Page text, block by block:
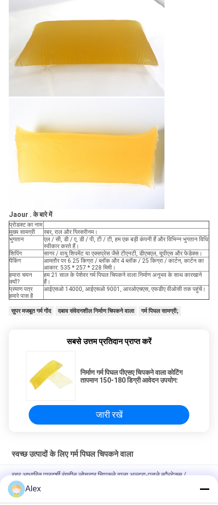
Jaour . के बारे में
प्रोडक्ट का नाम
मुख्य सामग्री
रबर, राल और ग्लिसरीनम।
भुगतान
एल / सी, डी / ए, डी / पी, टी / टी, हम एक बड़ी कंपनी हैं और विभिन्न भुगतान विधि
स्वीकार करते हैं।
शिपिंग
सागर / वायु शिपमेंट या एक्सप्रेस जैसे टीएनटी, डीएचएल, यूपीएस और फेडेक्स।
पैकिंग
आमतौर पर 6.25 किग्रा / ब्लॉक और 4 ब्लॉक / 25 किग्रा / कार्टन, कार्टन का
आकार: 535 * 257 * 228 मिमी।
हमारा चयन
क्यों?
हम 21 साल के पेशेवर गर्म पिघल चिपकने वाला निर्माण अनुभव के साथ कारखाने
हैं।
प्रमाण पत्र
हमारे पास है
आईएसओ 14000, आईएसओ 9001, आरओएचएस, एफडीए वीओसी तक पहुंचें।
सुपर मजबूत गर्म गोंद दबाव संवेदनशील निर्माण चिपकने वाला गर्म पिघल सामग्री;
सबसे उत्तम प्रतिदान प्राप्त करें
निर्माण गर्म पिघल पीएसए चिपकने वाला कोटिंग
तापमान 150-180 डिग्री आवेदन उपयोग:
जारी रखें
स्वच्छ उत्पादों के लिए गर्म पिघल चिपकने वाला
रबर आधारित पारदर्शी रंगहीन लोचदार चिपकने वाला अल्ट्रा-पतले स्पैन्डेक्स /
डिस्पोजेबल डायपर उत्पादों में लोचदार के लिए
तकिया प्रकार पैकिंग स्वच्छ डिस्पोजेबल गर्म पिघल गोंद पारदर्शी रंग के साथ गर्म पिघल
Alex